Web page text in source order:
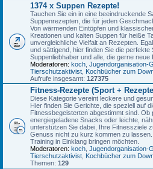
1374 x Suppen Rezepte!
Tauchen Sie ein in eine beeindruckende
Suppenrezepten, die für jeden
Von wärmenden Eintöpfen und
Kreationen und kalten Suppen für heiße
unvergleichliche Vielfalt an Rezepten.
und sättigend, hier finden Sie die
Suppenliebhaber und alle, die gerne
Moderatoren: koch Jugendorganisation-
Tierschutzaktivist Kochbücher zum
Aufrufe insgesamt: 127375
Fitness-Rezepte (Sport +
Diese Kategorie vereint leckere und
Hier finden Sie Gerichte, die speziell auf
Fitnessbegeisterten abgestimmt sind. Ob
energiegeladene Snacks oder leichte,
unterstützen Sie dabei, Ihre Fitnessziele
Genuss nicht zu kurz kommen zu
Training in Einklang bringen möchten.
Moderatoren: koch Jugendorganisation-
Tierschutzaktivist Kochbücher zum
Themen: 129